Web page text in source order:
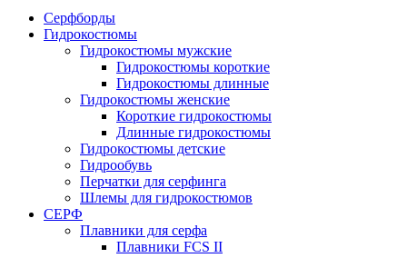
Серфборды
Гидрокостюмы
Гидрокостюмы мужские
Гидрокостюмы короткие
Гидрокостюмы длинные
Гидрокостюмы женские
Короткие гидрокостюмы
Длинные гидрокостюмы
Гидрокостюмы детские
Гидрообувь
Перчатки для серфинга
Шлемы для гидрокостюмов
СЕРФ
Плавники для серфа
Плавники FCS II